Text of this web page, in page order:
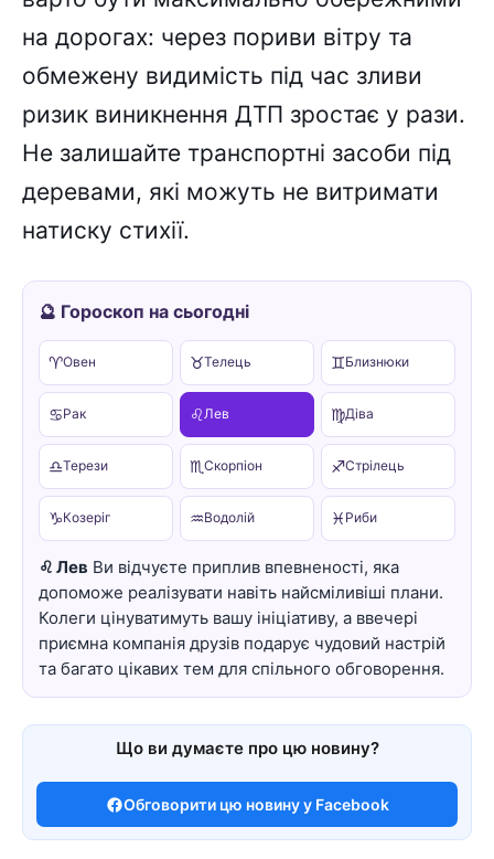
на дорогах: через пориви вітру та
обмежену видимість під час зливи
ризик виникнення ДТП зростає у рази.
Не залишайте транспортні засоби під
деревами, які можуть не витримати
натиску стихії.
🔮 Гороскоп на сьогодні
♈Овен ♉Телець ♊Близнюки
♋Рак ♌Лев ♍Діва
♎Терези ♏Скорпіон ♐Стрілець
♑Козеріг ♒Водолій ♓ Риби
♌ Лев Ви відчуєте приплив впевненості, яка
допоможе реалізувати навіть найсміливіші плани.
Колеги цінуватимуть вашу ініціативу, а ввечері
приємна компанія друзів подарує чудовий настрій
та багато цікавих тем для спільного обговорення.
Що ви думаєте про цю новину?
Обговорити цю новину у Facebook